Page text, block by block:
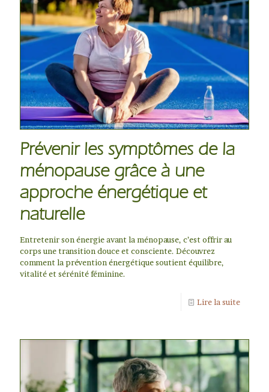
Prévenir les symptômes de la
ménopause grâce à une
approche énergétique et
naturelle
Entretenir son énergie avant la ménopause, c’est offrir au
corps une transition douce et consciente. Découvrez
comment la prévention énergétique soutient équilibre,
vitalité et sérénité féminine.
Lire la suite